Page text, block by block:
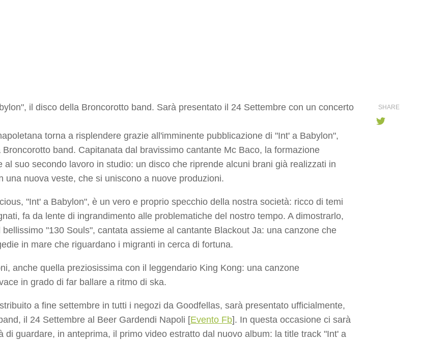
il disco della Broncorotto band. Sarà presentato il 24 Settembre con un concerto
torna a risplendere grazie all'imminente pubblicazione di "Int' a Babylon",
Broncorotto band. Capitanata dal bravissimo cantante Mc Baco, la formazione
al suo secondo lavoro in studio: un disco che riprende alcuni brani già realizzati in
una nuova veste, che si uniscono a nuove produzioni.
"Int' a Babylon", è un vero e proprio specchio della nostra società: ricco di temi
fa da lente di ingrandimento alle problematiche del nostro tempo. A dimostrarlo,
"130 Souls", cantata assieme al cantante Blackout Ja: una canzone che
in mare che riguardano i migranti in cerca di fortuna.
anche quella preziosissima con il leggendario King Kong: una canzone
in grado di far ballare a ritmo di ska.
a fine settembre in tutti i negozi da Goodfellas, sarà presentato ufficialmente,
il 24 Settembre al Beer Gardendi Napoli [Evento Fb]. In questa occasione ci sarà
di guardare, in anteprima, il primo video estratto dal nuovo album: la title track "Int' a
SHARE